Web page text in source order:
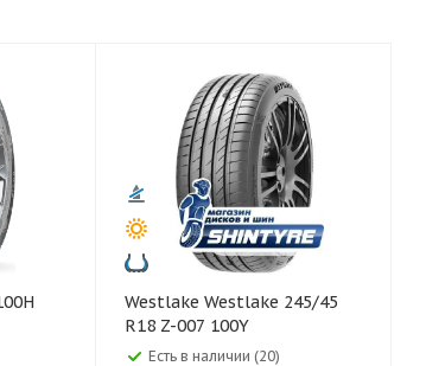
Westlake Westlake 245/45
R18 Z-007 100Y
Есть в наличии (20)